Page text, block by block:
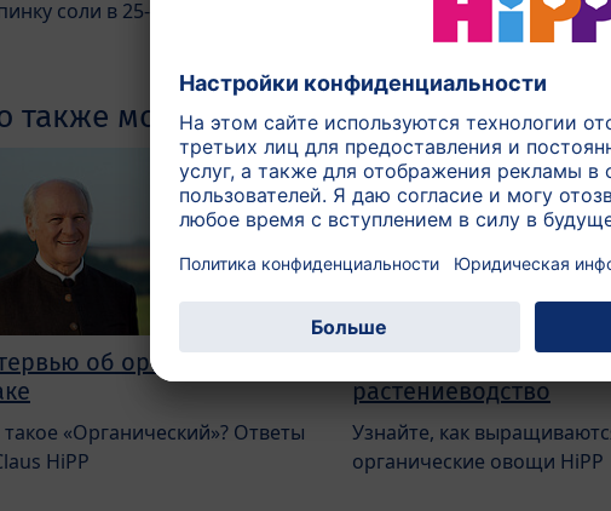
соли в 25-метровом бассейне.
также может вас заинтересовать:
об органическом
«Органический»? Ответы
HiPP
Органическое
растениеводство
Узнайте, как
органические овощи HiPP